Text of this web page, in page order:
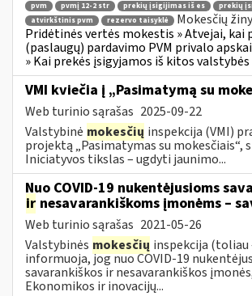
pvm pvmį 12-2 str prekių įsigijimas iš es
prekių
atvirkštinis pvm
rezervo taisyklė
Mokesčių
Pridėtinės vertės mokestis » Atvejai, kai
(paslaugų) pardavimo PVM privalo
» Kai prekės įsigyjamos iš kitos valstybės
VMI kviečia į „Pasimatymą su
Web turinio sąrašas 2025-09-22
Valstybinė mokesčių inspekcija (VMI)
projektą „Pasimatymas su mokesčiais“,
Iniciatyvos tikslas – ugdyti jaunimo...
Nuo COVID-19 nukentėjusioms
ir nesavarankiškoms įmonėms –
Web turinio sąrašas 2021-05-26
Valstybinės mokesčių inspekcija (toliau
informuoja, jog nuo COVID-19
savarankiškos ir nesavarankiškos
Ekonomikos ir inovacijų...